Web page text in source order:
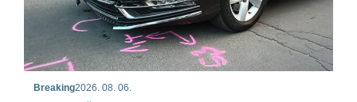
Breaking2026. 08. 06.